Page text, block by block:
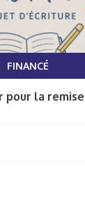
FINANCÉ
la